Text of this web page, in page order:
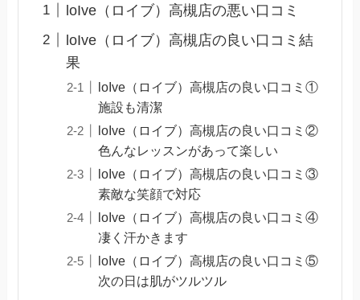
loIve（ロイブ）高槻店の悪い口コミ
loIve（ロイブ）高槻店の良い口コミ結
果
loIve（ロイブ）高槻店の良い口コミ①
施設も清潔
loIve（ロイブ）高槻店の良い口コミ②
色んなレッスンがあって楽しい
loIve（ロイブ）高槻店の良い口コミ③
素敵な笑顔で対応
loIve（ロイブ）高槻店の良い口コミ④
凄く汗かきます
loIve（ロイブ）高槻店の良い口コミ⑤
次の日は肌がツルツル